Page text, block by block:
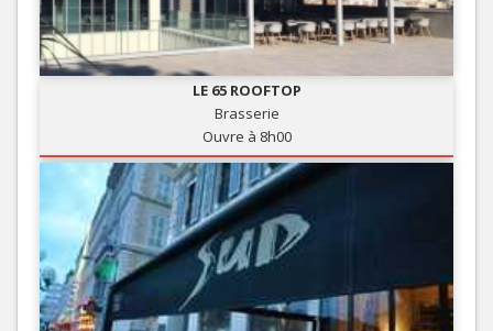
LE 65 ROOFTOP
Brasserie
Ouvre à 8h00